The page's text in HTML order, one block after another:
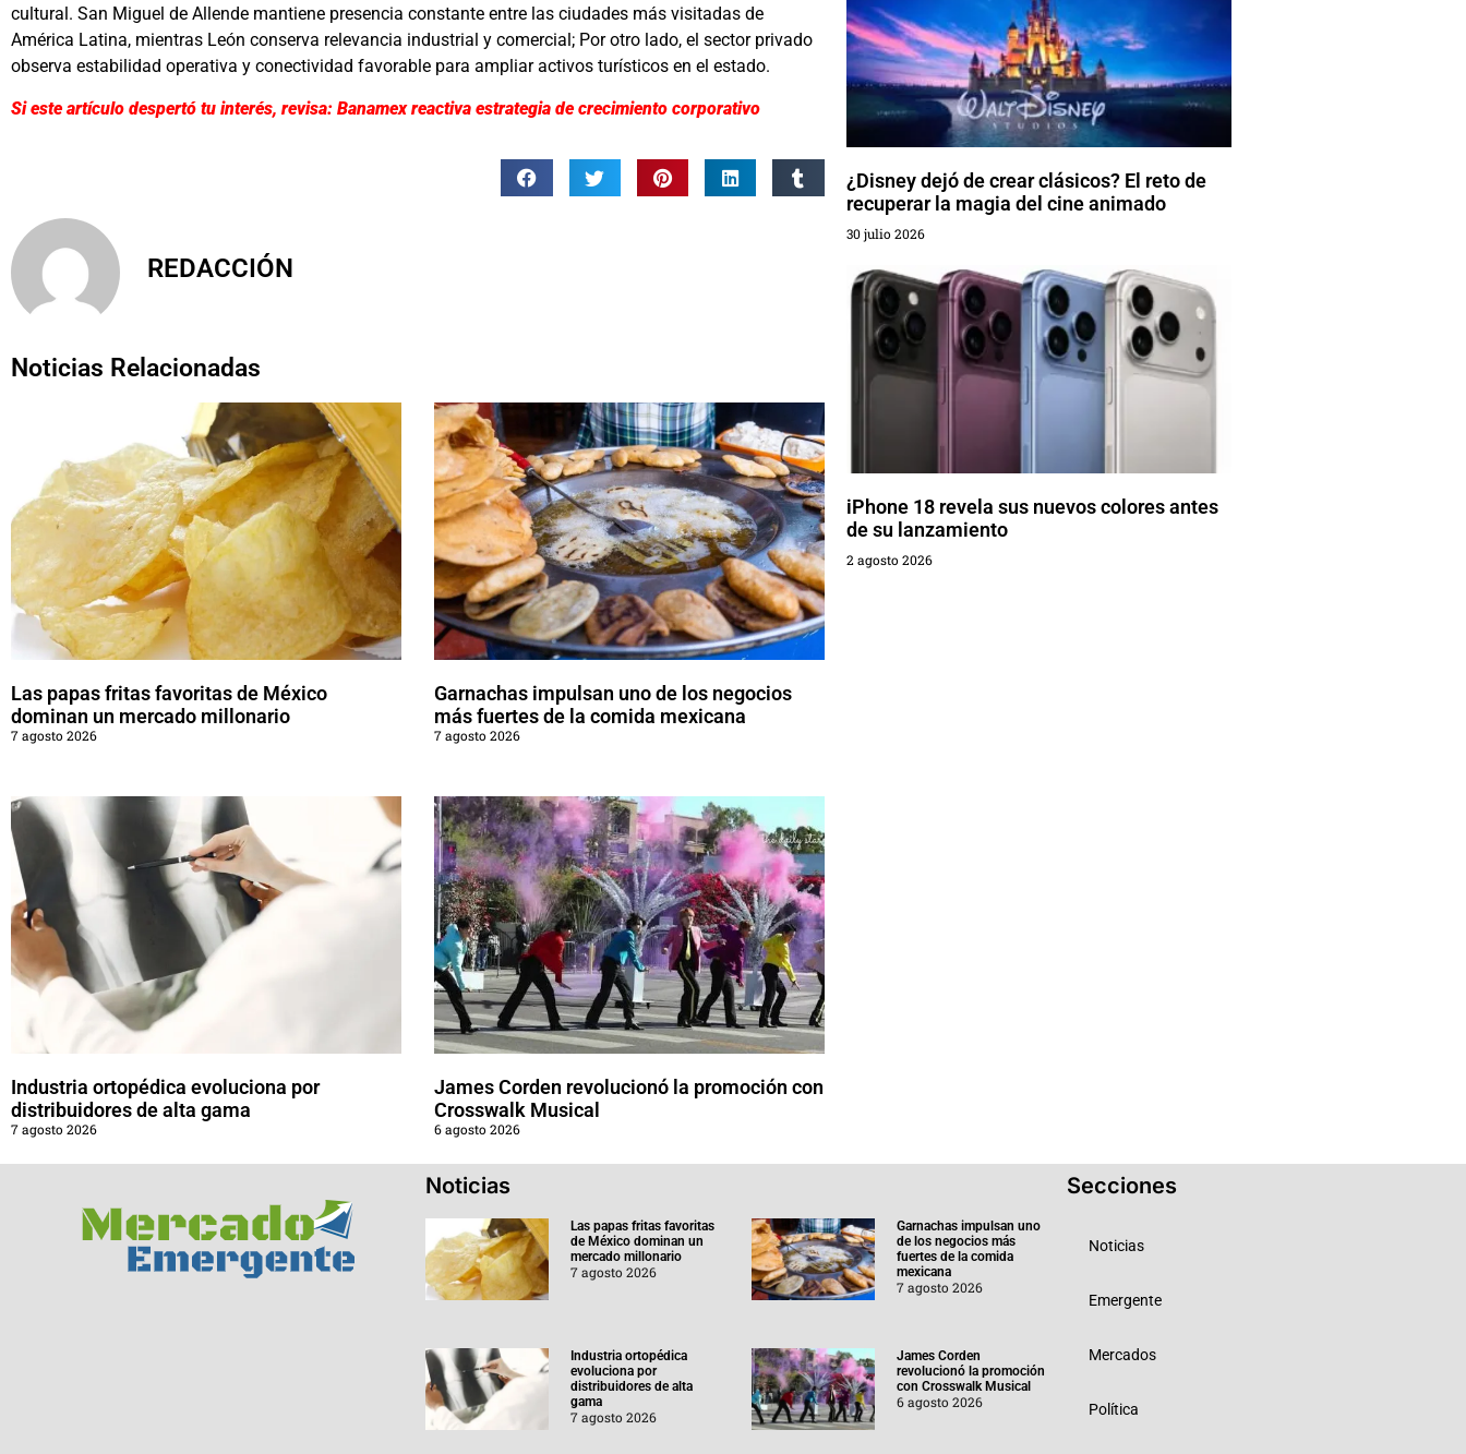
cultural. San Miguel de Allende mantiene presencia constante entre las ciudades más visitadas de
América Latina, mientras León conserva relevancia industrial y comercial; Por otro lado, el sector privado
observa estabilidad operativa y conectividad favorable para ampliar activos turísticos en el estado.
Si este artículo despertó tu interés, revisa: Banamex reactiva estrategia de crecimiento corporativo
REDACCIÓN
Noticias Relacionadas
Las papas fritas favoritas de México
dominan un mercado millonario
7 agosto 2026
Garnachas impulsan uno de los negocios
más fuertes de la comida mexicana
7 agosto 2026
Industria ortopédica evoluciona por
distribuidores de alta gama
7 agosto 2026
James Corden revolucionó la promoción con
Crosswalk Musical
6 agosto 2026
¿Disney dejó de crear clásicos? El reto de
recuperar la magia del cine animado
30 julio 2026
iPhone 18 revela sus nuevos colores antes
de su lanzamiento
2 agosto 2026
Noticias
Las papas fritas favoritas
de México dominan un
mercado millonario
7 agosto 2026
Garnachas impulsan uno
de los negocios más
fuertes de la comida
mexicana
7 agosto 2026
Industria ortopédica
evoluciona por
distribuidores de alta
gama
7 agosto 2026
James Corden
revolucionó la promoción
con Crosswalk Musical
6 agosto 2026
Secciones
Noticias
Emergente
Mercados
Política